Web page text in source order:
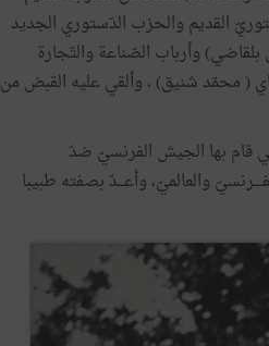
القديم والحزب الدّستوري الجديد
وأرباب الصّناعة والتّجارة
( محمّد شنيق) ، وألقي عليه القبض من
التّي قام بها الجيش الفرنسيّ ضدّ
والعالميّ، وأعـــدّ بصفته طبيبا